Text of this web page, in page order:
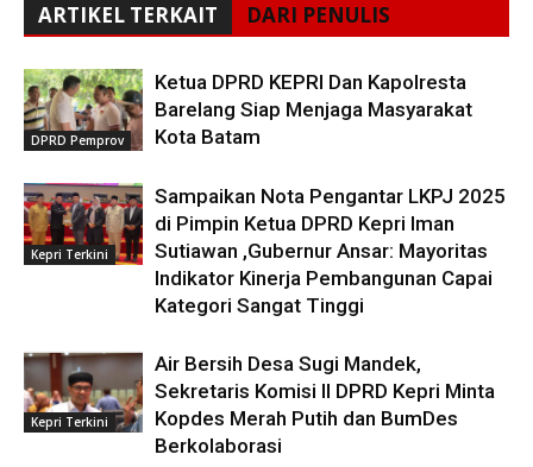
ARTIKEL TERKAIT DARI PENULIS
DPRD Pemprov
Ketua DPRD KEPRI Dan Kapolresta
Barelang Siap Menjaga Masyarakat
Kota Batam
Kepri Terkini
Sampaikan Nota Pengantar LKPJ 2025
di Pimpin Ketua DPRD Kepri Iman
Sutiawan ,Gubernur Ansar: Mayoritas
Indikator Kinerja Pembangunan Capai
Kategori Sangat Tinggi
Kepri Terkini
Air Bersih Desa Sugi Mandek,
Sekretaris Komisi II DPRD Kepri Minta
Kopdes Merah Putih dan BumDes
Berkolaborasi